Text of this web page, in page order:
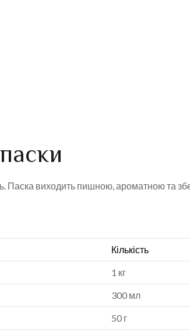
Паска виходить пишною, ароматною та
Кількість
1 кг
300 мл
50 г